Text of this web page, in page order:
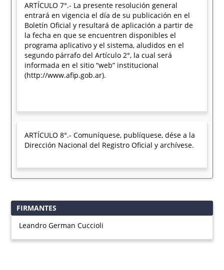
ARTÍCULO 7°.- La presente resolución general
entrará en vigencia el día de su publicación en el
Boletín Oficial y resultará de aplicación a partir de
la fecha en que se encuentren disponibles el
programa aplicativo y el sistema, aludidos en el
segundo párrafo del Artículo 2°, la cual será
informada en el sitio “web” institucional
(http://www.afip.gob.ar).
ARTÍCULO 8°.- Comuníquese, publíquese, dése a la
Dirección Nacional del Registro Oficial y archívese.
FIRMANTES
Leandro German Cuccioli